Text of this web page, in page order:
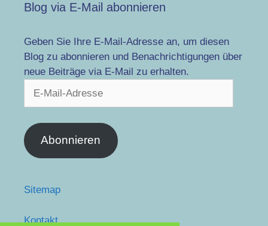
Blog via E-Mail abonnieren
Geben Sie Ihre E-Mail-Adresse an, um diesen
Blog zu abonnieren und Benachrichtigungen über
neue Beiträge via E-Mail zu erhalten.
Abonnieren
Sitemap
Kontakt